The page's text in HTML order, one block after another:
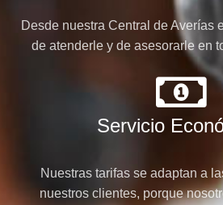
Desde nuestra Central de Averías
de atenderle y de asesorarle en
Servicio
Nuestras tarifas se adaptan a
nuestros clientes, porque